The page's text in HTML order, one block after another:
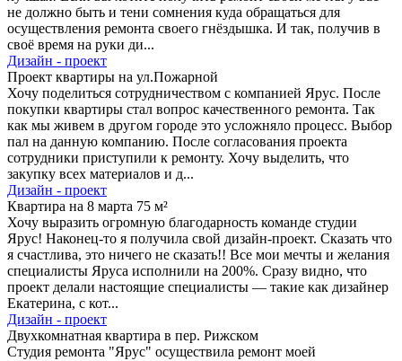
не должно быть и тени сомнения куда обращаться для
осуществления ремонта своего гнёздышка. И так, получив в
своё время на руки ди...
Дизайн - проект
Проект квартиры на ул.Пожарной
Хочу поделиться сотрудничеством с компанией Ярус. После
покупки квартиры стал вопрос качественного ремонта. Так
как мы живем в другом городе это усложняло процесс. Выбор
пал на данную компанию. После согласования проекта
сотрудники приступили к ремонту. Хочу выделить, что
закупку всех материалов и д...
Дизайн - проект
Квартира на 8 марта 75 м²
Хочу выразить огромную благодарность команде студии
Ярус! Наконец-то я получила свой дизайн-проект. Сказать что
я счастлива, это ничего не сказать!! Все мои мечты и желания
специалисты Яруса исполнили на 200%. Сразу видно, что
проект делали настоящие специалисты — такие как дизайнер
Екатерина, с кот...
Дизайн - проект
Двухкомнатная квартира в пер. Рижском
Студия ремонта "Ярус" осуществила ремонт моей